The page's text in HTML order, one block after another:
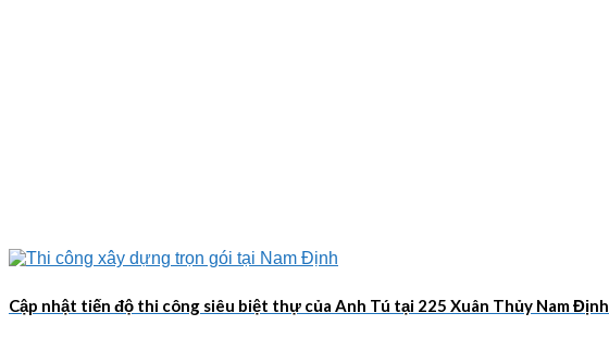
Cập nhật tiến độ thi công siêu biệt thự của Anh Tú tại 225 Xuân Thủy Nam Định